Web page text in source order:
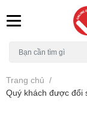
Trang chủ /
Quý khách được đổi